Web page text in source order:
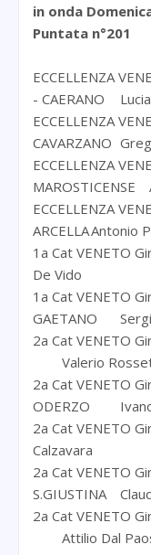
in onda
Puntata n°201
ECCELLENZA
- CAERANO
ECCELLENZA
CAVARZANO
ECCELLENZA
MAROSTICENSE
ECCELLENZA
ARCELLAAntonio
1a Cat VENETO
De Vido
1a Cat VENETO
GAETANO
2a Cat VENETO
Valerio
2a Cat VENETO
ODERZO
2a Cat VENETO
Calzavara
2a Cat VENETO
S.GIUSTINA
2a Cat VENETO
Attilio Dal